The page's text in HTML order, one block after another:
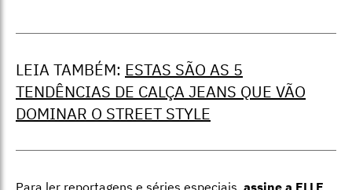
LEIA TAMBÉM: ESTAS SÃO AS 5
TENDÊNCIAS DE CALÇA JEANS QUE VÃO
DOMINAR O STREET STYLE